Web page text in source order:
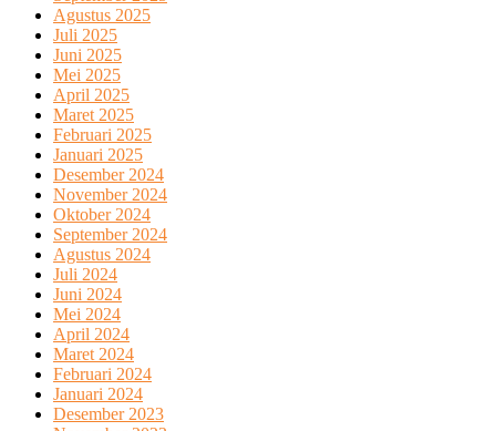
Agustus 2025
Juli 2025
Juni 2025
Mei 2025
April 2025
Maret 2025
Februari 2025
Januari 2025
Desember 2024
November 2024
Oktober 2024
September 2024
Agustus 2024
Juli 2024
Juni 2024
Mei 2024
April 2024
Maret 2024
Februari 2024
Januari 2024
Desember 2023